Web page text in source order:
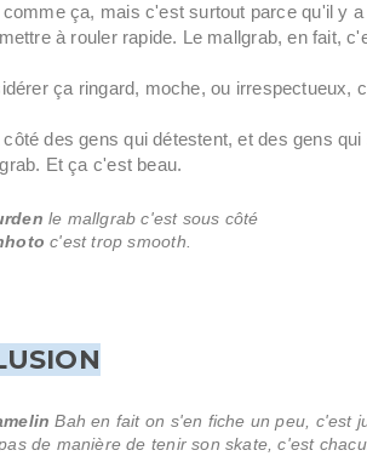
ça, mais c'est surtout parce qu'il y
à rouler rapide. Le mallgrab, en fait,
ça ringard, moche, ou irrespectueux,
des gens qui détestent, et des gens
Et ça c'est beau.
le mallgrab c'est sous côté
c'est trop smooth.
Bah en fait on s'en fiche un peu, c'est
de manière de tenir son skate, c'est